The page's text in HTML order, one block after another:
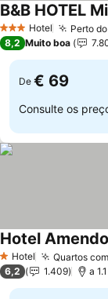
3 EstrelasHotel Perto
B&B HOTEL
8,2 Muito boa
De € 69
Consulte os
1 Estrelas
Hotel Quartos
Hotel
6,2 1.409 a